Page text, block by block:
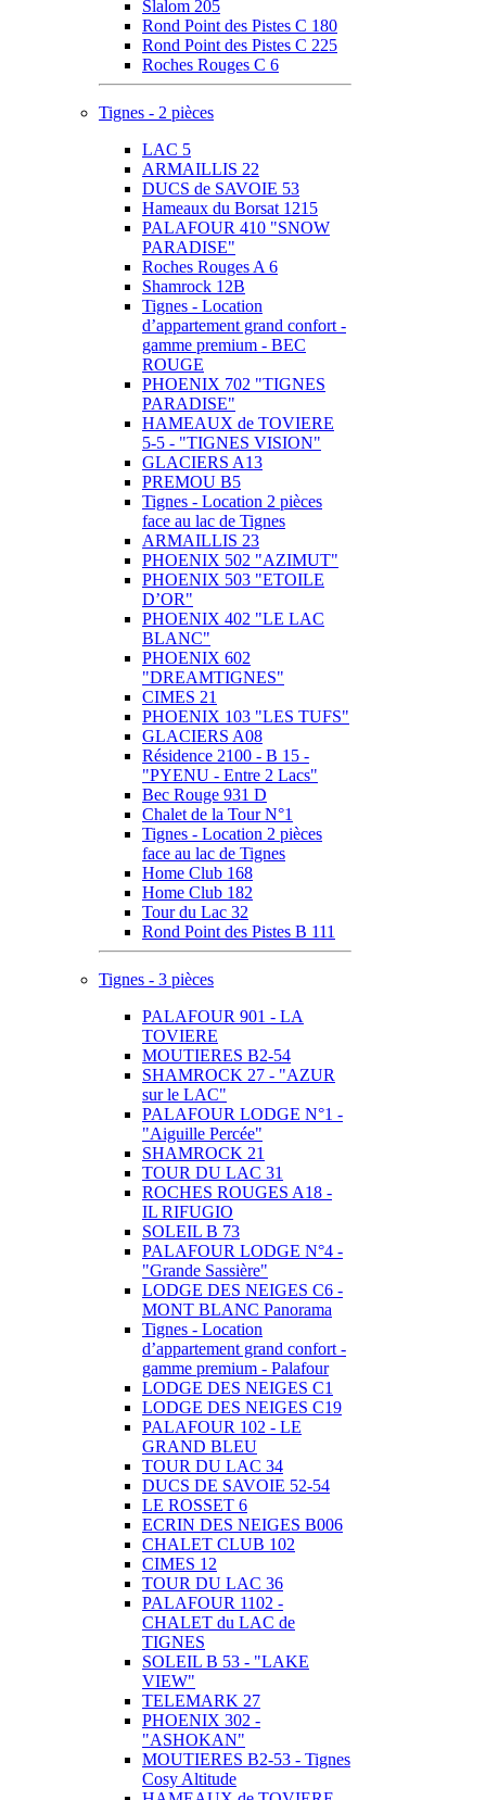
Slalom 205
Rond Point des Pistes C 180
Rond Point des Pistes C 225
Roches Rouges C 6
Tignes - 2 pièces
LAC 5
ARMAILLIS 22
DUCS de SAVOIE 53
Hameaux du Borsat 1215
PALAFOUR 410 "SNOW
PARADISE"
Roches Rouges A 6
Shamrock 12B
Tignes - Location
d’appartement grand confort -
gamme premium - BEC
ROUGE
PHOENIX 702 "TIGNES
PARADISE"
HAMEAUX de TOVIERE
5-5 - "TIGNES VISION"
GLACIERS A13
PREMOU B5
Tignes - Location 2 pièces
face au lac de Tignes
ARMAILLIS 23
PHOENIX 502 "AZIMUT"
PHOENIX 503 "ETOILE
D’OR"
PHOENIX 402 "LE LAC
BLANC"
PHOENIX 602
"DREAMTIGNES"
CIMES 21
PHOENIX 103 "LES TUFS"
GLACIERS A08
Résidence 2100 - B 15 -
"PYENU - Entre 2 Lacs"
Bec Rouge 931 D
Chalet de la Tour N°1
Tignes - Location 2 pièces
face au lac de Tignes
Home Club 168
Home Club 182
Tour du Lac 32
Rond Point des Pistes B 111
Tignes - 3 pièces
PALAFOUR 901 - LA
TOVIERE
MOUTIERES B2-54
SHAMROCK 27 - "AZUR
sur le LAC"
PALAFOUR LODGE N°1 -
"Aiguille Percée"
SHAMROCK 21
TOUR DU LAC 31
ROCHES ROUGES A18 -
IL RIFUGIO
SOLEIL B 73
PALAFOUR LODGE N°4 -
"Grande Sassière"
LODGE DES NEIGES C6 -
MONT BLANC Panorama
Tignes - Location
d’appartement grand confort -
gamme premium - Palafour
LODGE DES NEIGES C1
LODGE DES NEIGES C19
PALAFOUR 102 - LE
GRAND BLEU
TOUR DU LAC 34
DUCS DE SAVOIE 52-54
LE ROSSET 6
ECRIN DES NEIGES B006
CHALET CLUB 102
CIMES 12
TOUR DU LAC 36
PALAFOUR 1102 -
CHALET du LAC de
TIGNES
SOLEIL B 53 - "LAKE
VIEW"
TELEMARK 27
PHOENIX 302 -
"ASHOKAN"
MOUTIERES B2-53 - Tignes
Cosy Altitude